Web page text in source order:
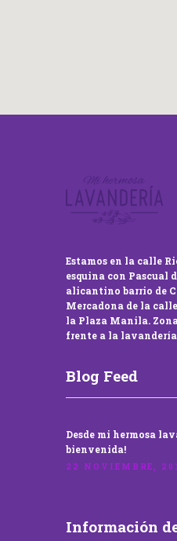
Estamos en la calle
esquina con Pascual
alicantino barrio de
Mercadona de la
la Plaza Manila.
frente a la
Blog Feed
Desde mi hermosa
bienvenida!
22 NOVIEMBRE,
Información